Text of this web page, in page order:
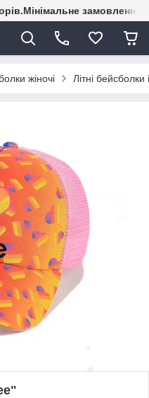
замовлення
жіночі Літні бейсболки